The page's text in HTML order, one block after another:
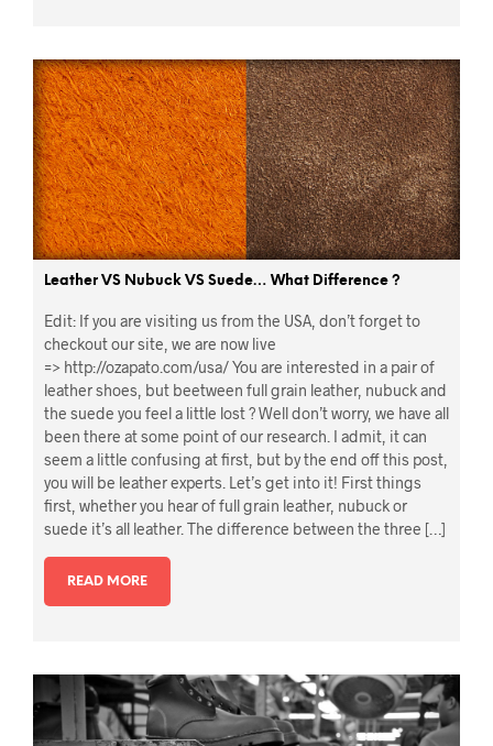
Leather VS Nubuck VS Suede… What Difference ?
Edit: If you are visiting us from the USA, don’t forget to
checkout our site, we are now live
=> http://ozapato.com/usa/ You are interested in a pair of
leather shoes, but beetween full grain leather, nubuck and
the suede you feel a little lost ? Well don’t worry, we have all
been there at some point of our research. I admit, it can
seem a little confusing at first, but by the end off this post,
you will be leather experts. Let’s get into it! First things
first, whether you hear of full grain leather, nubuck or
suede it’s all leather. The difference between the three […]
READ MORE